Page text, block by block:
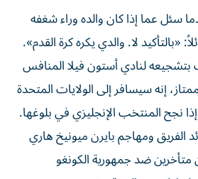
سئل عما إذا كان والده وراء شغفه
«بالتأكيد لا. والدي يكره كرة القدم».
بتشجيعه لنادي أستون فيلا المنافس
إنه سيسافر إلى الولايات المتحدة
إذا نجح المنتخب الإنجليزي في بلوغها.
الفريق ومهاجم بايرن ميونيخ هاري
ضد جمهورية الكونغو